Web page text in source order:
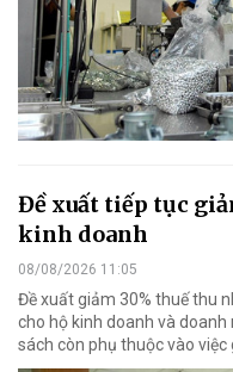
Đề xuất tiếp tục
kinh doanh
08/08/2026 11:05
Đề xuất giảm 30% thuế thu
cho hộ kinh doanh và
sách còn phụ thuộc vào việc